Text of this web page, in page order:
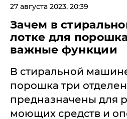
27 августа 2023, 20:39
Зачем в
лотке для
важные функции
​В стиральной
порошка три
предназначены для
моющих средств и